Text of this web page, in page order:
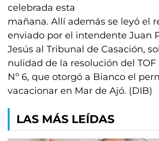
celebrada esta
mañana. Allí además se leyó el
enviado por el intendente Juan
Jesús al Tribunal de Casación,
nulidad de la resolución del TOF
Nº 6, que otorgó a Bianco el
vacacionar en Mar de Ajó. (DIB)
LAS MÁS LEÍDAS